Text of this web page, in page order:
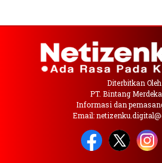
Diterbitkan Oleh
PT. Bintang
Informasi dan
Email: